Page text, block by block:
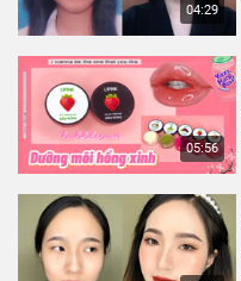
04:29
05:56